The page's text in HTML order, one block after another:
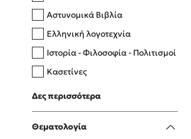
Δανάη Δεληγεώργη
Πάνω, κάτω, μπροστά, πίσω
Αστυνομικά Βιβλία
Ελληνική λογοτεχνία
Ιστορία - Φιλοσοφία - Πολιτισμοί
Κασετίνες
Λευκώματα - Έγχρωμοι οδηγοί
Μαγειρική
Δες περισσότερα
Θεματολογία